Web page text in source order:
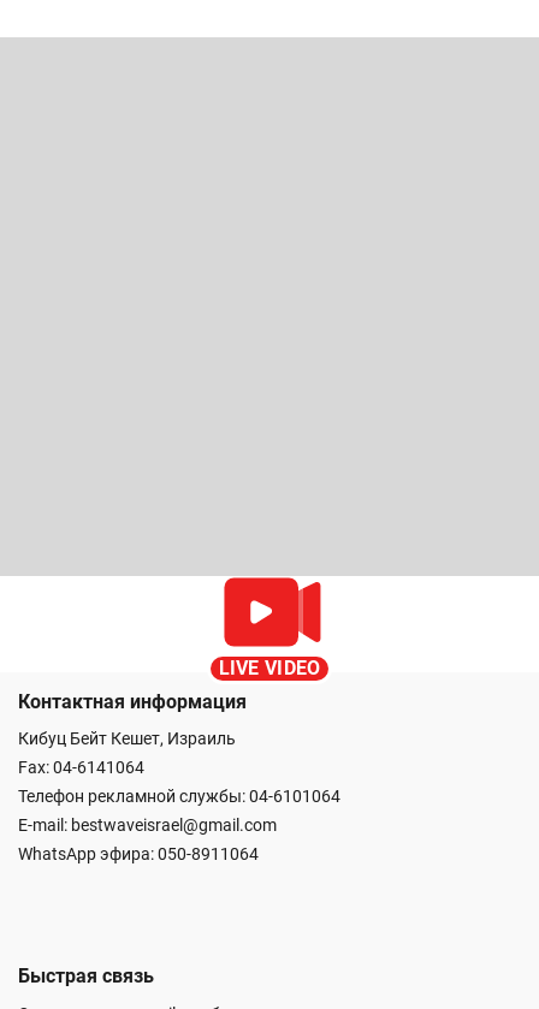
LIVE VIDEO
Контактная информация
Кибуц Бейт Кешет, Израиль
Fax: 04-6141064
Телефон рекламной службы: 04-6101064
E-mail: bestwaveisrael@gmail.com
WhatsApp эфира:050-8911064
Быстрая связь